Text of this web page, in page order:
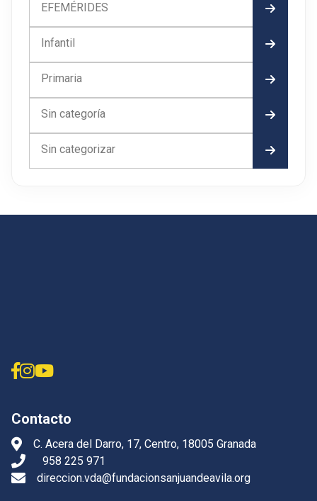
EFEMÉRIDES
Infantil
Primaria
Sin categoría
Sin categorizar
Contacto
C. Acera del Darro, 17, Centro, 18005 Granada
958 225 971
direccion.vda@fundacionsanjuandeavila.org